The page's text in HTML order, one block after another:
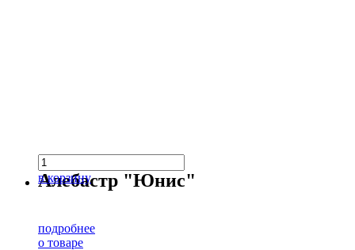
в корзину
Алебастр "Юнис"
подробнее
о товаре